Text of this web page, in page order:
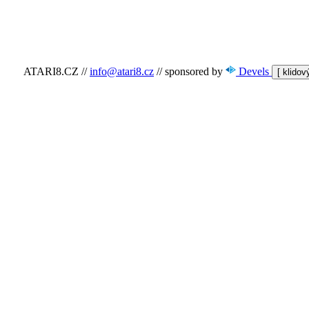
ATARI8.CZ // info@atari8.cz // sponsored by Devels [